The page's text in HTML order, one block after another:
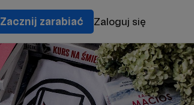
Zacznij zarabiać Zaloguj się